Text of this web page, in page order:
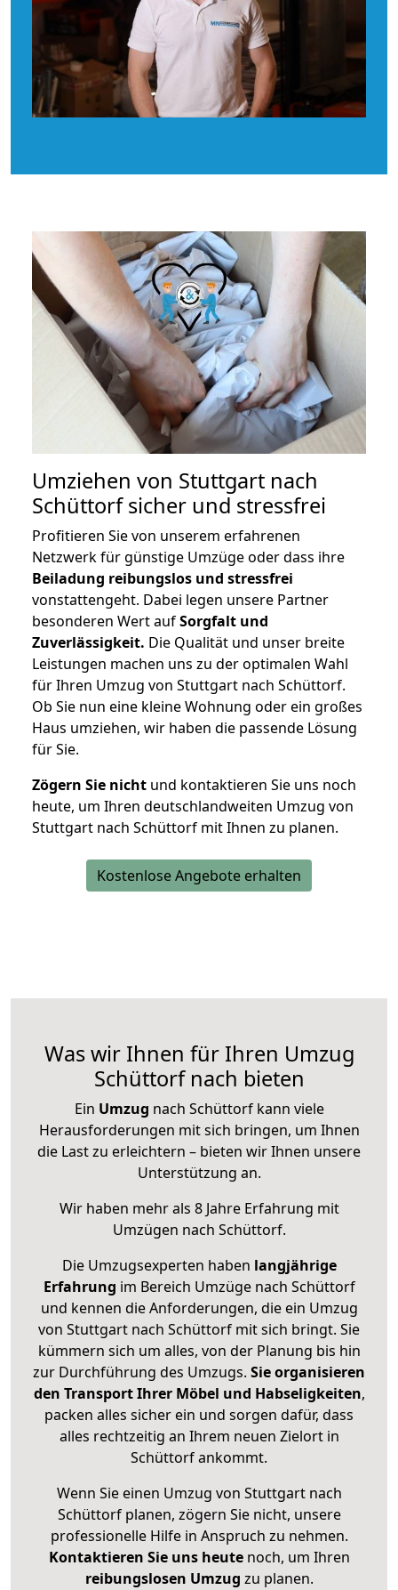
Umziehen von Stuttgart nach
Schüttorfsicher und stressfrei
Profitieren Sie von unserem erfahrenen
Netzwerk für günstige Umzüge oder dass ihre
Beiladung reibungslos und stressfrei
vonstattengeht. Dabei legen unsere Partner
besonderen Wert aufSorgfalt und
Zuverlässigkeit. Die Qualität und unser breite
Leistungen machen uns zu der optimalen Wahl
für Ihren Umzug von Stuttgart nach Schüttorf.
Ob Sie nun eine kleine Wohnung oder ein großes
Haus umziehen, wir haben die passende Lösung
für Sie.
Zögern Sie nicht und kontaktieren Sie uns noch
heute, um Ihren deutschlandweiten Umzug von
Stuttgart nach Schüttorf mit Ihnen zu planen.
Kostenlose Angebote erhalten
Was wir Ihnen für Ihren Umzug
Schüttorf nach bieten
Ein Umzug nach Schüttorf kann viele
Herausforderungen mit sich bringen, um Ihnen
die Last zu erleichtern – bieten wir Ihnen unsere
Unterstützung an.
Wir haben mehr als 8 Jahre Erfahrung mit
Umzügen nach Schüttorf.
Die Umzugsexperten haben langjährige
Erfahrung im Bereich Umzüge nach Schüttorf
und kennen die Anforderungen, die ein Umzug
von Stuttgart nach Schüttorf mit sich bringt. Sie
kümmern sich um alles, von der Planung bis hin
zur Durchführung des Umzugs. Sie organisieren
den Transport Ihrer Möbel und Habseligkeiten,
packen alles sicher ein und sorgen dafür, dass
alles rechtzeitig an Ihrem neuen Zielort in
Schüttorf ankommt.
Wenn Sie einen Umzug von Stuttgart nach
Schüttorf planen, zögern Sie nicht, unsere
professionelle Hilfe in Anspruch zu nehmen.
Kontaktieren Sie uns heutenoch, um Ihren
reibungslosen Umzug zu planen.